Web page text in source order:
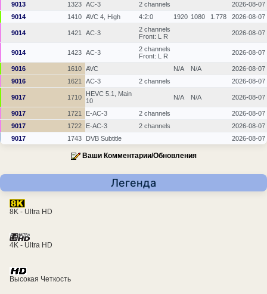
9013
1323 AC-3 2 channels
2026-08-07
9014
1410 AVC 4, High 4:2:0 1920 1080 1.778 2026-08-07
9014 1421 AC-3
2 channels
Front: L R
2026-08-07
9014 1423 AC-3
2 channels
Front: L R
2026-08-07
9016 1610 AVC N/A N/A
2026-08-07
9016
1621 AC-3 2 channels 2026-08-07
9017 1710
HEVC 5.1, Main
10
N/A N/A 2026-08-07
9017 1721 E-AC-3 2 channels
2026-08-07
9017
1722 E-AC-3 2 channels
2026-08-07
9017
1743 DVB Subtitle 2026-08-07
Ваши Комментарии/Обновления
Легенда
8K - Ultra HD
4K - Ultra HD
Высокая Четкость